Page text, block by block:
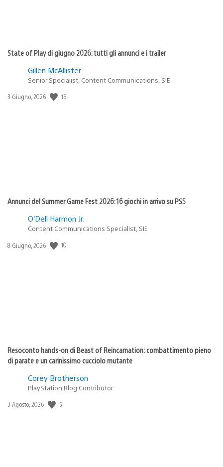
State of Play di giugno 2026: tutti gli annunci e i trailer
Gillen McAllister
Senior Specialist, Content Communications, SIE
Data
3 Giugno, 2026 16
Annunci del Summer Game Fest 2026: 16 giochi in arrivo su PS5
O’Dell Harmon Jr.
Content Communications Specialist, SIE
Data
8 Giugno, 2026 10
Resoconto hands-on di Beast of Reincarnation: combattimento pieno
di parate e un carinissimo cucciolo mutante
Corey Brotherson
PlayStation Blog Contributor
Data
3 Agosto, 2026 5